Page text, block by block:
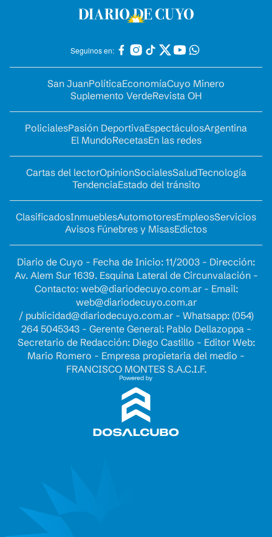
Seguinos en:
San JuanPolíticaEconomíaCuyo Minero
Suplemento VerdeRevista OH
PolicialesPasión DeportivaEspectáculosArgentina
El MundoRecetasEn las redes
Cartas del lectorOpinionSocialesSaludTecnología
TendenciaEstado del tránsito
ClasificadosInmueblesAutomotoresEmpleosServicios
Avisos Fúnebres y MisasEdictos
Diario de Cuyo - Fecha de Inicio: 11/2003 - Dirección:
Av. Alem Sur 1639. Esquina Lateral de Circunvalación -
Contacto: web@diariodecuyo.com.ar- Email:
web@diariodecuyo.com.ar
/ publicidad@diariodecuyo.com.ar- Whatsapp: (054)
264 5045343 - Gerente General: Pablo Dellazoppa -
Secretario de Redacción: Diego Castillo - Editor Web:
Mario Romero - Empresa propietaria del medio -
FRANCISCO MONTES S.A.C.I.F.